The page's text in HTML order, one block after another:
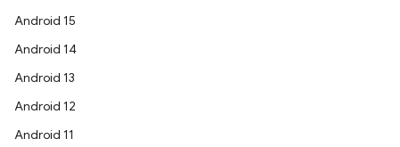
Android 15
Android 14
Android 13
Android 12
Android 11